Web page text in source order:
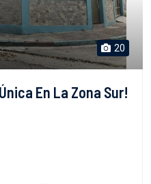
20
En La Zona Sur!